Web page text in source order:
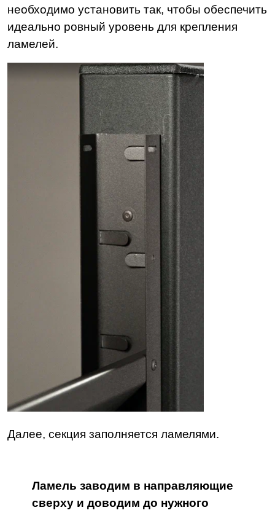
необходимо установить так, чтобы обеспечить
идеально ровный уровень для крепления
ламелей.
Далее, секция заполняется ламелями.
Ламель заводим в направляющие
сверху и доводим до нужного